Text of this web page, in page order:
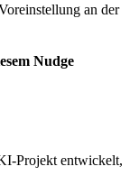
an der
Nudge
Projekt entwickelt,